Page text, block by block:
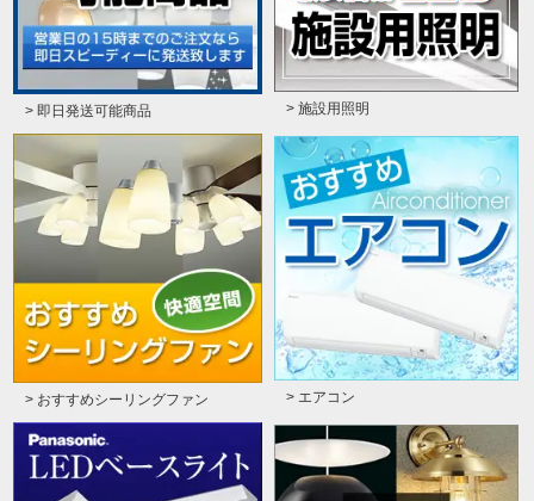
> 即日発送可能商品 > 施設用照明
> おすすめシーリングファン > エアコン